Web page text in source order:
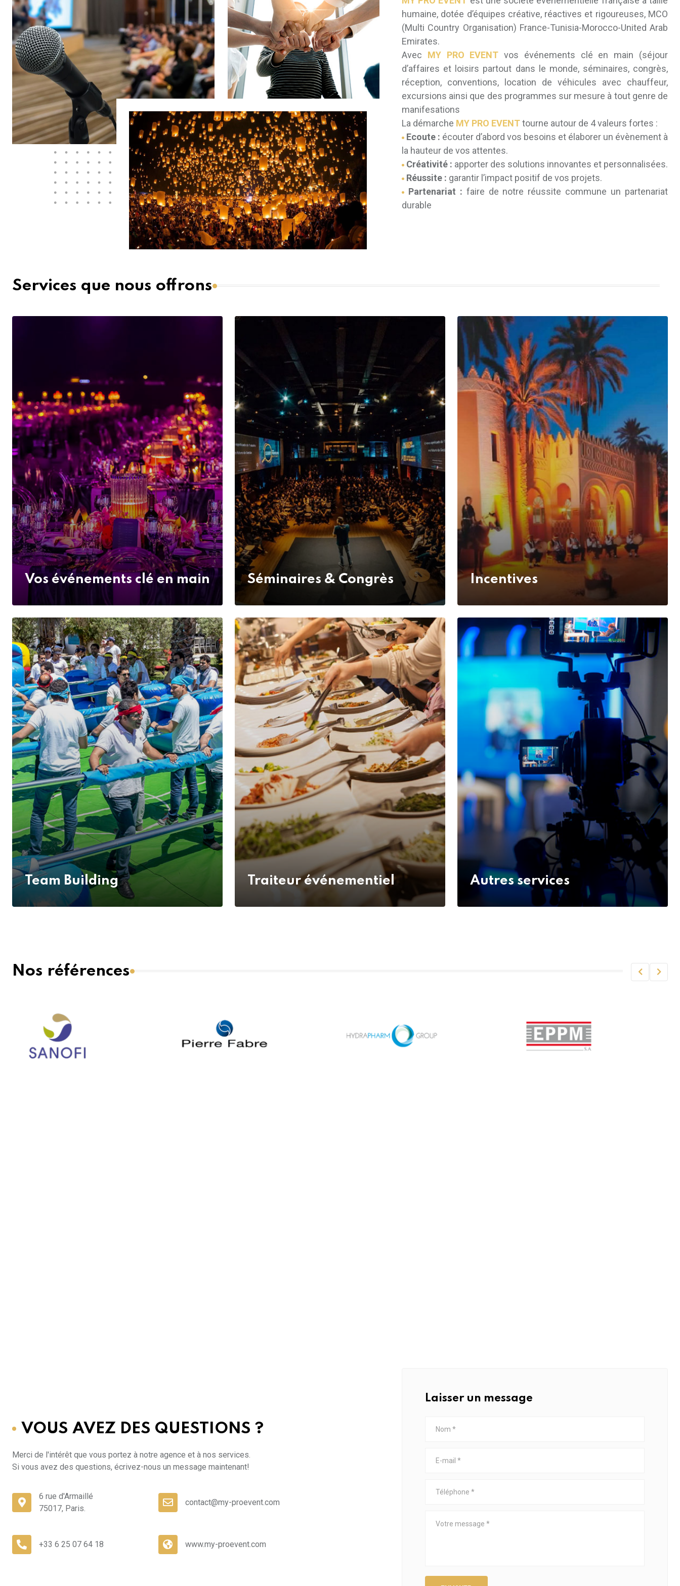
humaine, dotée d’équipes créative, réactives et rigoureuses, MCO
(Multi Country Organisation) France-Tunisia-Morocco-United Arab
Emirates.
Avec MY PRO EVENT vos événements clé en main (séjour
d’affaires et loisirs partout dans le monde, séminaires, congrès,
réception, conventions, location de véhicules avec chauffeur,
excursions ainsi que des programmes sur mesure à tout genre de
manifesations
La démarche MY PRO EVENTtourne autour de 4 valeurs fortes :
Ecoute : écouter d’abord vos besoins et élaborer un évènement à
la hauteur de vos attentes.
Créativité : apporter des solutions innovantes et personnalisées.
Réussite : garantir l’impact positif de vos projets.
Partenariat : faire de notre réussite commune un partenariat
durable
Services que nous offrons
Vos événements clé en main Séminaires & Congrès Incentives
Team Building Traiteur événementiel Autres services
Nos références
VOUS AVEZ DES QUESTIONS ?
Merci de l'intérêt que vous portez à notre agence et à nos services.
Si vous avez des questions, écrivez-nous un message maintenant!
6 rue d'Armaillé
75017, Paris.
contact@my-proevent.com
+33 6 25 07 64 18 www.my-proevent.com
Laisser un message